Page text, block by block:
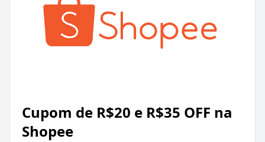
Cupom de R$20 e R$35 OFF na
Shopee